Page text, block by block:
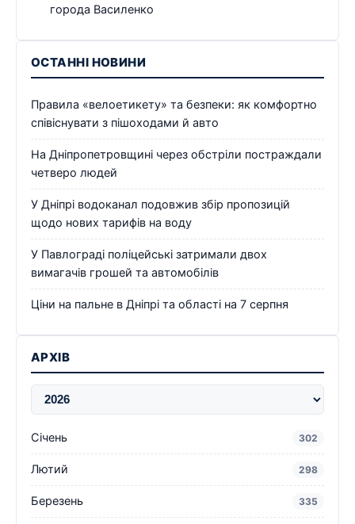
города Василенко
ОСТАННІ НОВИНИ
Правила «велоетикету» та безпеки: як комфортно
співіснувати з пішоходами й авто
На Дніпропетровщині через обстріли постраждали
четверо людей
У Дніпрі водоканал подовжив збір пропозицій
щодо нових тарифів на воду
У Павлограді поліцейські затримали двох
вимагачів грошей та автомобілів
Ціни на пальне в Дніпрі та області на 7 серпня
АРХІВ
Січень 302
Лютий 298
Березень 335